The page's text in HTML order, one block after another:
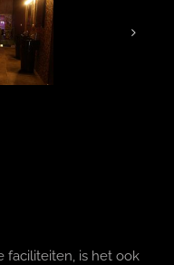
faciliteiten, is het ook